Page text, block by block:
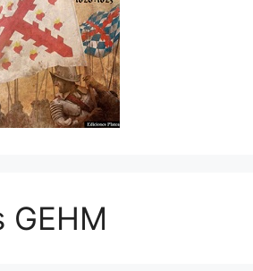
GEHM